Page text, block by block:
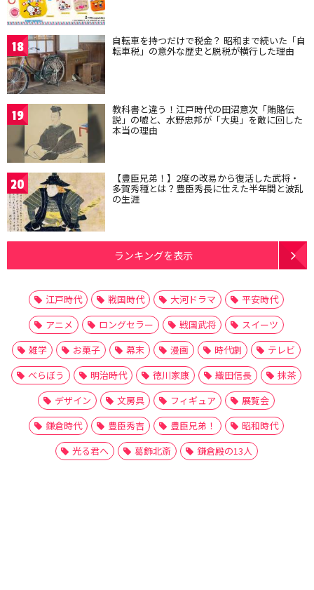
18 自転車を持つだけで税金？ 昭和まで続いた「自
転車税」の意外な歴史と脱税が横行した理由
19 教科書と違う！江戸時代の田沼意次「賄賂伝
説」の嘘と、水野忠邦が「大奥」を敵に回した
本当の理由
20 【豊臣兄弟！】2度の改易から復活した武将・
多賀秀種とは？豊臣秀長に仕えた半年間と波乱
の生涯
ランキングを表示
江戸時代 戦国時代 大河ドラマ
平安時代
アニメ
ロングセラー 戦国武将
スイーツ
雑学
お菓子 幕末 漫画 時代劇
テレビ
べらぼう
明治時代 徳川家康 織田信長
抹茶
デザイン
文房具 フィギュア
展覧会
鎌倉時代
豊臣秀吉 豊臣兄弟！
昭和時代
光る君へ
葛飾北斎 鎌倉殿の13人